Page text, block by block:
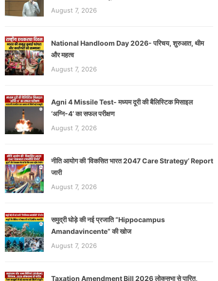
August 7, 2026
National Handloom Day 2026- परिचय, शुरुआत, थीम
और महत्व
August 7, 2026
Agni 4 Missile Test- मध्यम दूरी की बैलिस्टिक मिसाइल
‘अग्नि-4’ का सफल परीक्षण
August 7, 2026
नीति आयोग की ‘विकसित भारत 2047 Care Strategy’ Report
जारी
August 7, 2026
समुद्री घोड़े की नई प्रजाति “Hippocampus
Amandavincente” की खोज
August 7, 2026
Taxation Amendment Bill 2026 लोकसभा से पारित,